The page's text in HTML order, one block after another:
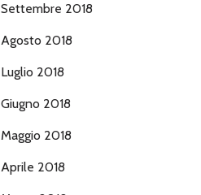
Settembre 2018
Agosto 2018
Luglio 2018
Giugno 2018
Maggio 2018
Aprile 2018